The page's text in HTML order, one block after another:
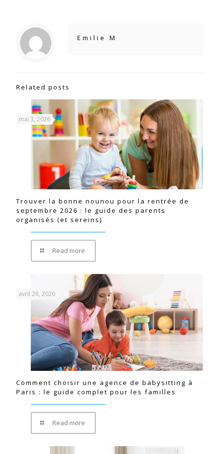
Emilie M
Related posts
mai 3, 2026
Trouver la bonne nounou pour la rentrée de
septembre 2026 : le guide des parents
organisés (et sereins)
Read more
avril 28, 2026
Comment choisir une agence de babysitting à
Paris : le guide complet pour les familles
Read more